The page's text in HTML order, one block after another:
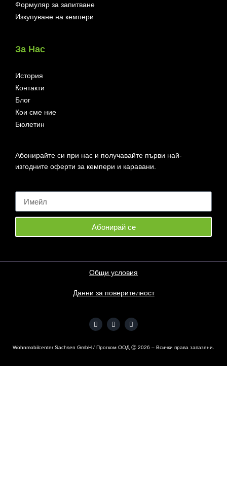
Формуляр за запитване
Изкупуване на кемпери
За Нас
История
Контакти
Блог
Кои сме ние
Бюлетин
Абонирайте си при нас и получавайте първи най-
изгодните оферти за кемпери и каравани.
Абонирай се
Общи условия
Данни за поверителност
Wohnmobilcenter Sachsen GmbH / Прогком ООД Ⓒ 2026 – Всички права запазени.